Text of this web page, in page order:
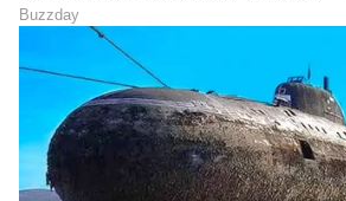
ABOUT THE AUTHOR
SK Sathish Kumar KH